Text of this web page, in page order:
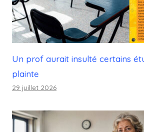
Un prof aurait insulté certains
plainte
29 juillet 2026